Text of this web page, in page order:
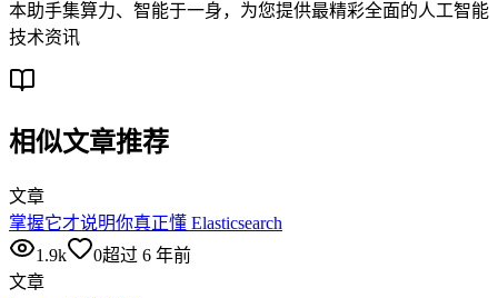
本助手集算力、智能于一身，为您提供最精彩全面的人工智能
技术资讯
相似文章推荐
文章
掌握它才说明你真正懂 Elasticsearch
1.9k
0超过 6 年前
文章